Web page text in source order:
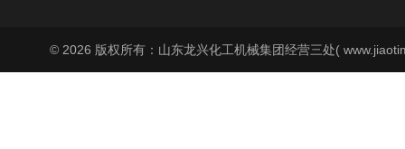
© 2026 版权所有：山东龙兴化工机械集团经营三处(